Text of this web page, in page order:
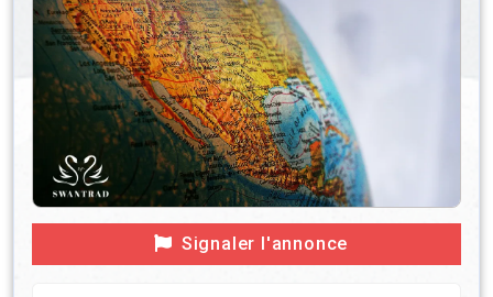
Signaler l'annonce